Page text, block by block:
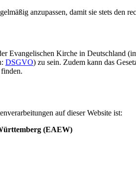
anzupassen, damit sie stets den
Evangelischen Kirche in Deutschland
DSGVO) zu sein. Zudem kann das
auf dieser Website ist:
(EAEW)